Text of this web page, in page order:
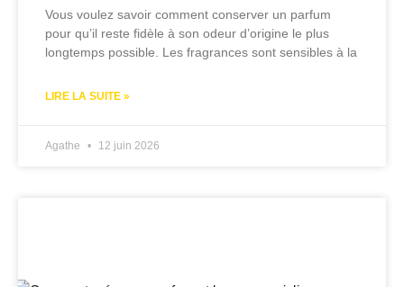
Vous voulez savoir comment conserver un parfum
pour qu’il reste fidèle à son odeur d’origine le plus
longtemps possible. Les fragrances sont sensibles à la
LIRE LA SUITE »
Agathe 12 juin 2026